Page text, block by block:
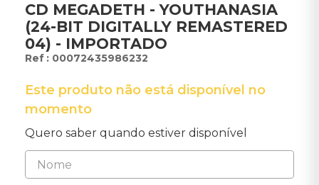
CD MEGADETH - YOUTHANASIA
(24-BIT DIGITALLY REMASTERED
04) - IMPORTADO
: 00072435986232
Este produto não está disponível no
momento
Quero saber quando estiver disponível